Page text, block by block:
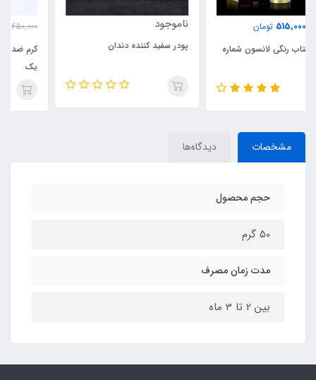
ناموجود
پودر سفید کننده دندان
کرم ضد افتاب رنگی لانسون شماره
مشخصات دیدگاه‌ها
حجم محصول
50 گرم
مدت زمان مصرف
بین 2 تا 3 ماه